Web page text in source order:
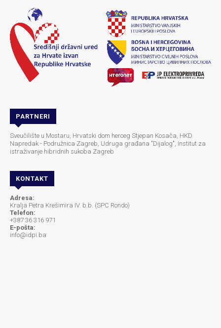
PARTNERI
Sveučilište u Mostaru, Hrvatski dom herceg Stjepan Kosača, HKD
Napredak - Podružnica Zagreb, Udruga građana "Dijalog", Institut za
istraživanje hibridnih sukoba Zagreb
KONTAKT
Adresa:
Kralja Petra Krešimira IV. b.b. (SPC Rondo)
Telefon:
+387 36 316 971
E-pošta:
info@idpi.ba